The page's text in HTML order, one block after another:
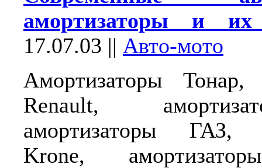
амортизаторы и их
17.07.03 || Авто-мото
Амортизаторы Тонар,
Renault,
амортизаторы ГАЗ,
Krone,